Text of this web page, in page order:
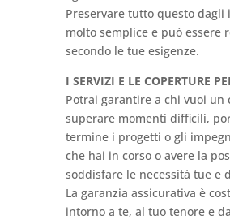
Preservare tutto questo dagli
molto semplice e può essere
secondo le tue esigenze.
I SERVIZI E LE COPERTURE
Potrai garantire a chi vuoi un
superare momenti difficili,
termine i progetti o gli
che hai in corso o avere la
soddisfare le necessità tue e
La garanzia assicurativa è
intorno a te, al tuo tenore e